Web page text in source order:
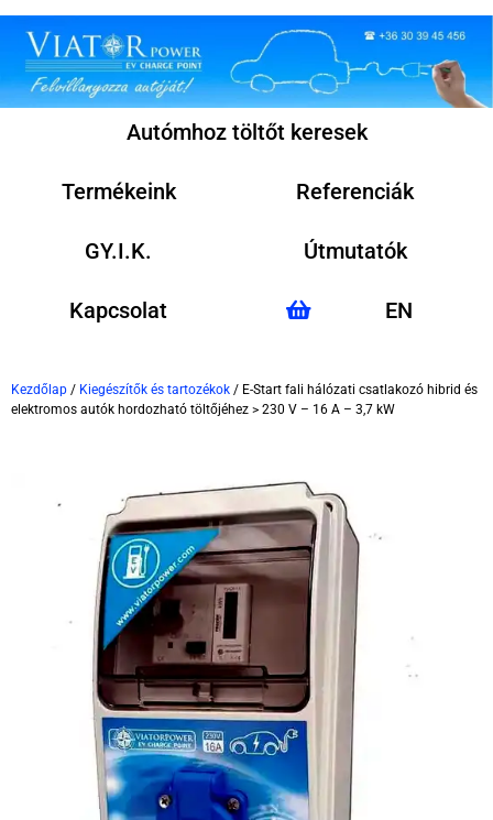
Autómhoz töltőt keresek
Termékeink Referenciák
GY.I.K. Útmutatók
Kapcsolat EN
Kezdőlap / Kiegészítők és tartozékok / E-Start fali hálózati csatlakozó hibrid és
elektromos autók hordozható töltőjéhez > 230 V – 16 A – 3,7 kW